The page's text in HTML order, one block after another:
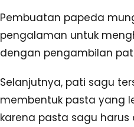
Pembuatan papeda
pengalaman untuk
dengan pengambilan
Selanjutnya, pati sagu
membentuk pasta yang
karena pasta sagu